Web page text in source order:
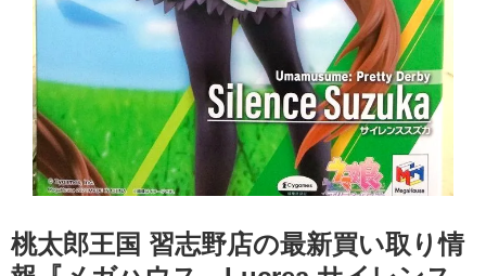
桃太郎王国 習志野店の最新買い取り情